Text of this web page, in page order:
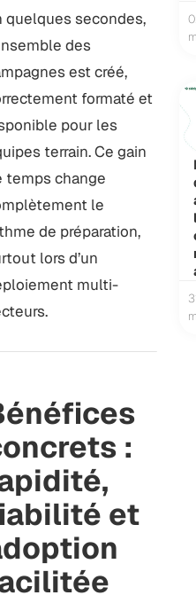
quelques secondes,
des
est créé,
formaté et
pour les
terrain. Ce gain
temps change
le
de préparation,
lors d’un
multi-
:
et